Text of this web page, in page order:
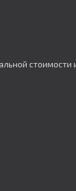
стоимости